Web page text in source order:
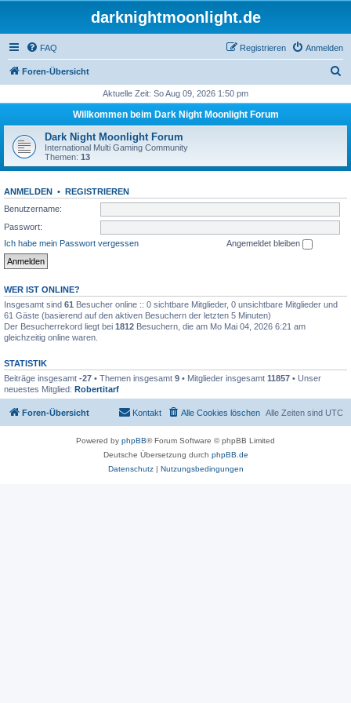
darknightmoonlight.de
FAQ Anmelden
Registrieren
Foren-Übersicht
h
Aktuelle Zeit: So Aug 09, 2026 1:50 pm
Willkommen beim Dark Night Moonlight Forum
Dark Night Moonlight Forum
International Multi Gaming Community
Themen: 13
ANMELDEN • REGISTRIEREN
Benutzername:
Passwort:
Ich habe mein Passwort vergessen
Angemeldet bleiben
WER IST ONLINE?
Insgesamt sind 61 Besucher online :: 0 sichtbare Mitglieder, 0 unsichtbare Mitglieder und
61 Gäste (basierend auf den aktiven Besuchern der letzten 5 Minuten)
Der Besucherrekord liegt bei 1812 Besuchern, die am Mo Mai 04, 2026 6:21 am
gleichzeitig online waren.
STATISTIK
Beiträge insgesamt -27 • Themen insgesamt 9 • Mitglieder insgesamt 11857 • Unser
neuestes Mitglied: Robertitarf
Foren-Übersicht Alle Zeiten sind UTC
Alle Cookies löschen
Kontakt
Powered by phpBB® Forum Software © phpBB Limited
Deutsche Übersetzung durch phpBB.de
Datenschutz| Nutzungsbedingungen